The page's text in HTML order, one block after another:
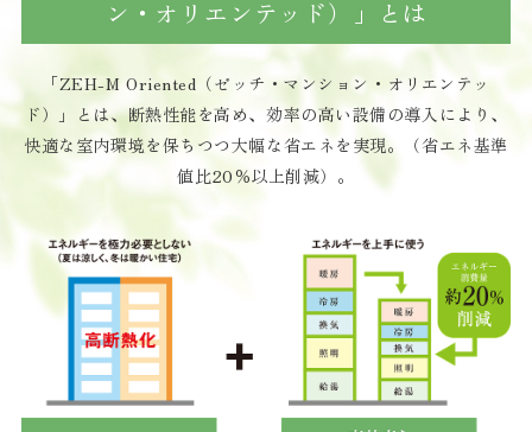
ン・オリエンテッド）」とは
「ZEH-M Oriented（ゼッチ・マンション・オリエンテッ
ド）」とは、断熱性能を高め、効率の高い設備の導入により、
快適な室内環境を保ちつつ大幅な省エネを実現。（省エネ基準
値比20％以上削減）。